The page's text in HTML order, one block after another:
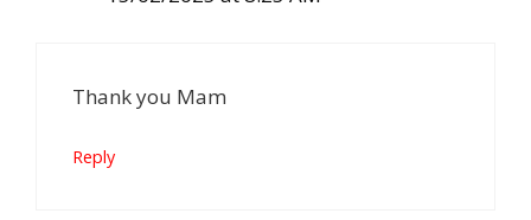
Thank you Mam
Reply